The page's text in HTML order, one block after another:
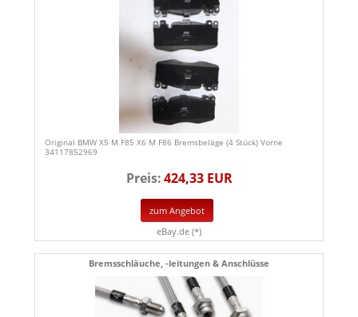
Original BMW X5 M F85 X6 M F86 Bremsbeläge (4 Stück) Vorne
34117852969
Preis:424,33 EUR
zum Angebot
eBay.de (*)
Bremsschläuche, -leitungen & Anschlüsse